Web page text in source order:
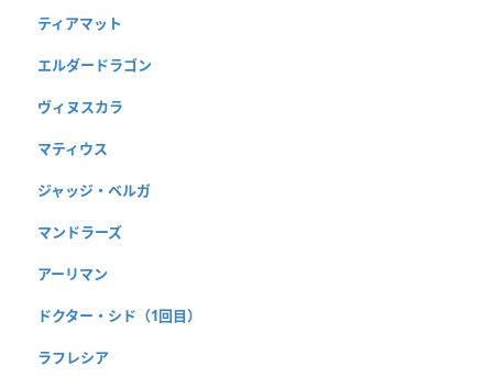
ティアマット
エルダードラゴン
ヴィヌスカラ
マティウス
ジャッジ・ベルガ
マンドラーズ
アーリマン
ドクター・シド（1回目）
ラフレシア